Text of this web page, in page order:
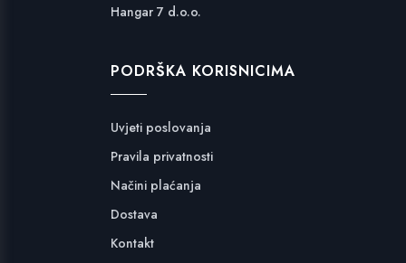
Hangar 7 d.o.o.
PODRŠKA KORISNICIMA
Uvjeti poslovanja
Pravila privatnosti
Načini plaćanja
Dostava
Kontakt